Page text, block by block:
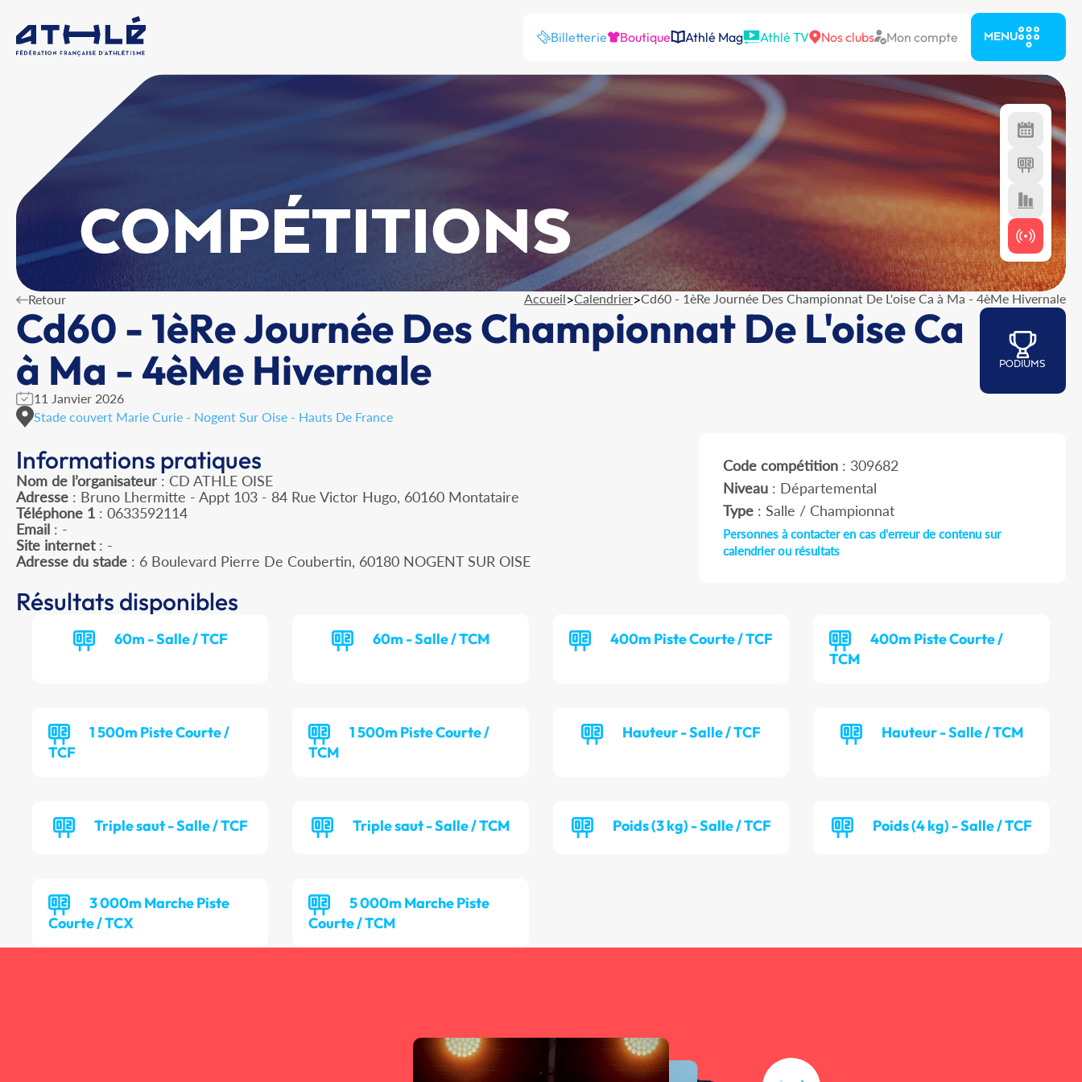
Billetterie Boutique Athlé Mag Athlé TV Nos clubs Mon compte MENU
COMPÉTITIONS
Retour Accueil>Calendrier>Cd60 - 1èRe Journée Des Championnat De L'oise Ca à Ma - 4èMe Hivernale
Cd60 - 1èRe Journée Des Championnat De L'oise Ca
à Ma - 4èMe Hivernale
11 Janvier 2026
Stade couvert Marie Curie - Nogent Sur Oise - Hauts De France
PODIUMS
Informations pratiques
Nom de l’organisateur : CD ATHLE OISE
Adresse : Bruno Lhermitte - Appt 103 - 84 Rue Victor Hugo, 60160 Montataire
Téléphone 1 : 0633592114
Email : -
Site internet: -
Adresse du stade : 6 Boulevard Pierre De Coubertin, 60180 NOGENT SUR OISE
Code compétition: 309682
Niveau: Départemental
Type: Salle / Championnat
Personnes à contacter en cas d'erreur de contenu sur
calendrier ou résultats
Résultats disponibles
60m - Salle / TCF 60m - Salle / TCM 400m Piste Courte / TCF
400m Piste Courte /
TCM
1 500m Piste Courte /
TCF
1 500m Piste Courte /
TCM
Hauteur - Salle / TCF Hauteur - Salle / TCM
Triple saut - Salle / TCF Triple saut - Salle / TCM Poids (3 kg) - Salle / TCF Poids (4 kg) - Salle / TCF
3 000m Marche Piste
Courte / TCX
5 000m Marche Piste
Courte / TCM